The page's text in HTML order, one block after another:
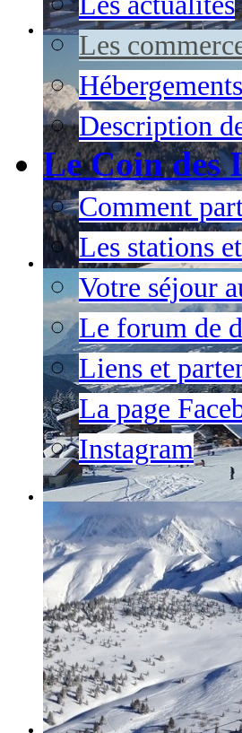
Les
Hébergements
Description
Le Coin des
Comment
Les stations
Votre séjour
Le forum de
Liens et
La page
Instagram